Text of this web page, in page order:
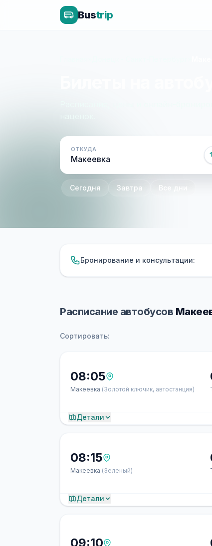
Bustrip
ОТКУДА
Сегодня Завтра Все дни
Бронирование и консультации:
Расписание автобусов
Сортировать:
08:05
Макеевка (Золотой ключик, автостанция)
Детали
08:15
Макеевка (Зеленый)
Детали
09:10